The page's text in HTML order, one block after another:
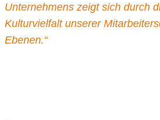
Unternehmens zeigt sich durch
Kulturvielfalt unserer
Ebenen.“